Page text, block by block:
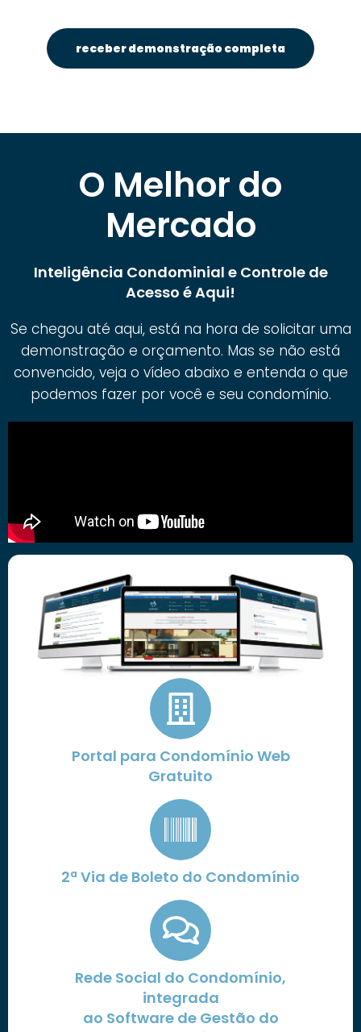
receber demonstração completa
O Melhor do
Mercado
Inteligência Condominial e Controle de
Acesso é Aqui!
Se chegou até aqui, está na hora de solicitar uma
demonstração e orçamento. Mas se não está
convencido, veja o vídeo abaixo e entenda o que
podemos fazer por você e seu condomínio.
Portal para Condomínio Web
Gratuito
2ª Via de Boleto do Condomínio
Rede Social do Condomínio,
integrada
ao Software de Gestão do